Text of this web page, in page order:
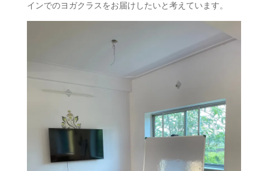
インでのヨガクラスをお届けしたいと考えています。